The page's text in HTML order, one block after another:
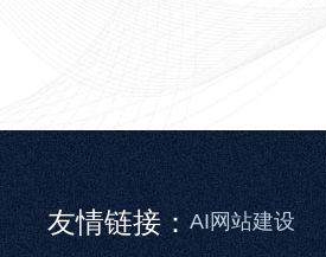
友情链接： AI网站建设